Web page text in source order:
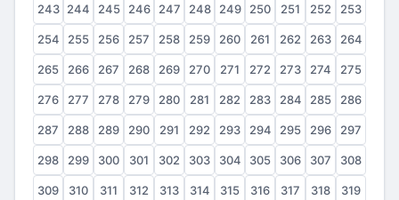
243 244 245 246 247 248 249 250 251 252 253
254 255 256 257 258 259 260 261 262 263 264
265 266 267 268 269 270 271 272 273 274 275
276 277 278 279 280 281 282 283 284 285 286
287 288 289 290 291 292 293 294 295 296 297
298 299 300 301 302 303 304 305 306 307 308
309 310 311 312 313 314 315 316 317 318 319